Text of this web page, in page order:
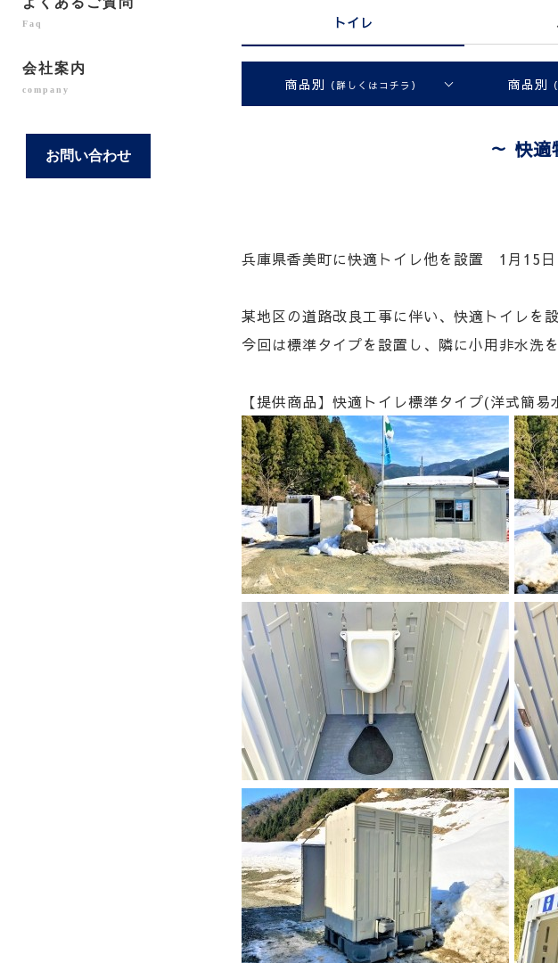
Faq
会社案内
company
お問い合わせ
トイレ
商品別 （詳しくはコチラ） 商品別
～ 快
兵庫県香美町に快適トイレ他を設置 1月15日
某地区の道路改良工事に伴い、快適トイレを
今回は標準タイプを設置し、隣に小用非水洗を
【提供商品】快適トイレ標準タイプ(洋式